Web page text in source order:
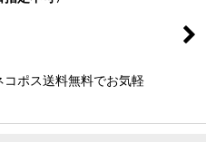
コポス送料無料でお気軽